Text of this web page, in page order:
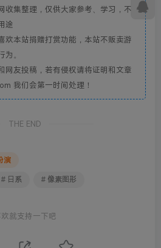
集整理，仅供大家参考、学习，不
途
本站捐赠打赏功能，本站不贩卖游
为。
友投稿，若有侵权请将证明和文章
我们会第一时间处理！
THE END
演
# 日系 # 像素图形
欢就支持一下吧